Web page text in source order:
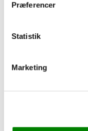
Præferencer
Statistik
Marketing
+161,00 kr.
Beskrivelse
Aluprofil til montage